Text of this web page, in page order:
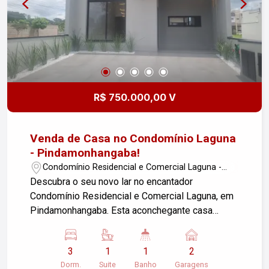
perto tudo que essa casa tem a oferecer!
R$ 750.000,00 V
Venda de Casa no Condomínio Laguna
- Pindamonhangaba!
Condomínio Residencial e Comercial Laguna -
Pindamonhangaba/SP
Descubra o seu novo lar no encantador
Condomínio Residencial e Comercial Laguna, em
Pindamonhangaba. Esta aconchegante casa
terreno de 175 m², ideal para você e sua família.
Características do Imóvel: - Sala de estar
3
Dorm.
1
Suite
1
Banho
2
Garagens